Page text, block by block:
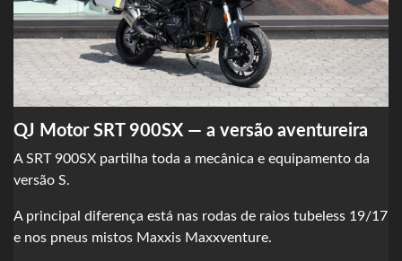
QJ Motor SRT 900SX — a versão aventureira
A SRT 900SX partilha toda a mecânica e equipamento da
versão S.
A principal diferença está nas rodas de raios tubeless 19/17
e nos pneus mistos Maxxis Maxxventure.